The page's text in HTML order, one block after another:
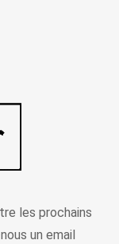
les prochains
un email